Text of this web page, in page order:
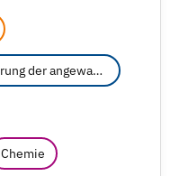
Fraunhofer-Gesellschaft zur Förderung der angewandten Forschung e.V.
Chemie